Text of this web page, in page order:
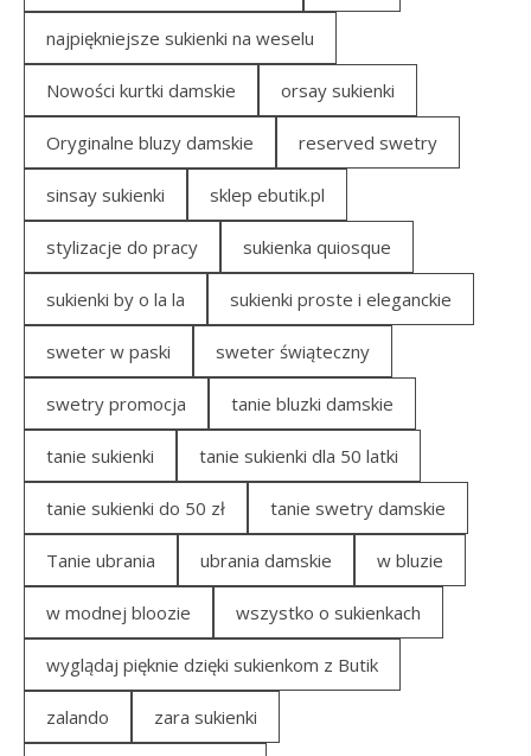
najpiękniejsze sukienki na weselu
Nowości kurtki damskie orsay sukienki
Oryginalne bluzy damskie reserved swetry
sinsay sukienki sklep ebutik.pl
stylizacje do pracy sukienka quiosque
sukienki by o la la sukienki proste i eleganckie
sweter w paski sweter świąteczny
swetry promocja tanie bluzki damskie
tanie sukienki tanie sukienki dla 50 latki
tanie sukienki do 50 zł tanie swetry damskie
Tanie ubrania ubrania damskie w bluzie
w modnej bloozie wszystko o sukienkach
wyglądaj pięknie dzięki sukienkom z Butik
zalando zara sukienki